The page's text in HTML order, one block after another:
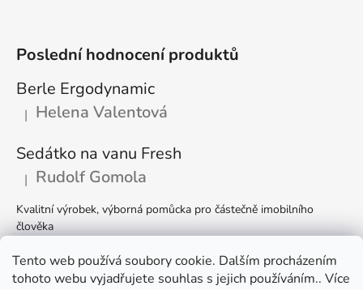
Tento web používá soubory cookie. Dalším procházením
tohoto webu vyjadřujete souhlas s jejich používáním.. Více
Poslední hodnocení produktů
Berle Ergodynamic
Hodnocení produktu je 5 z 5 hvězdiček.
| Helena Valentová
Sedátko na vanu Fresh
Hodnocení produktu je 5 z 5 hvězdiček.
| Rudolf Gomola
Kvalitní výrobek, výborná pomůcka pro částečně imobilního
člověka
Držák k posteli
Romana Špačková